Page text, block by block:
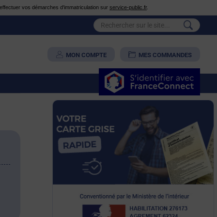
vos démarches d'immatriculation sur service-public.fr.
MON COMPTE MES COMMANDES